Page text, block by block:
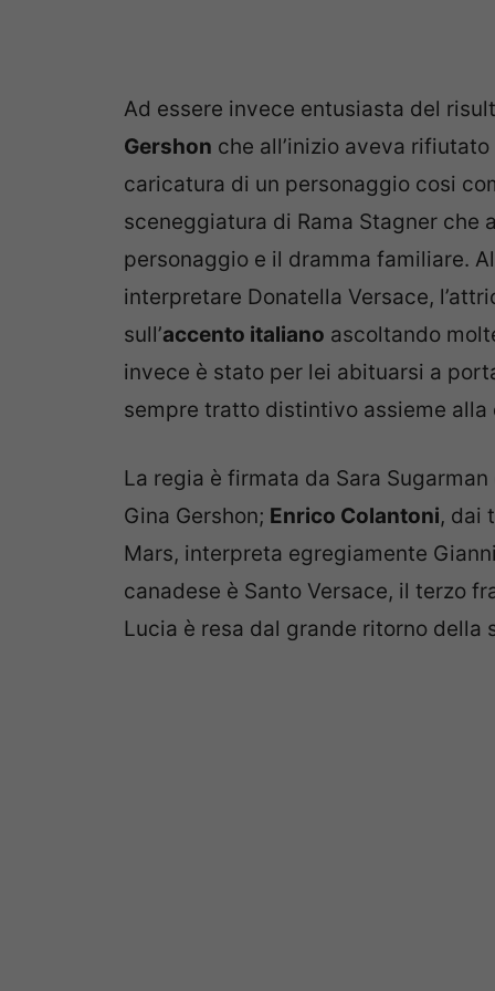
Ad essere invece entusiasta del
Gershon che all’inizio aveva
caricatura di un personaggio cosi
sceneggiatura di Rama Stagner che
personaggio e il dramma familiare.
interpretare Donatella Versace,
sull’accento italiano ascoltando
invece è stato per lei abituarsi a
sempre tratto distintivo assieme
La regia è firmata da Sara
Gina Gershon; Enrico Colantoni, dai
Mars, interpreta egregiamente
canadese è Santo Versace, il terzo
Lucia è resa dal grande ritorno della